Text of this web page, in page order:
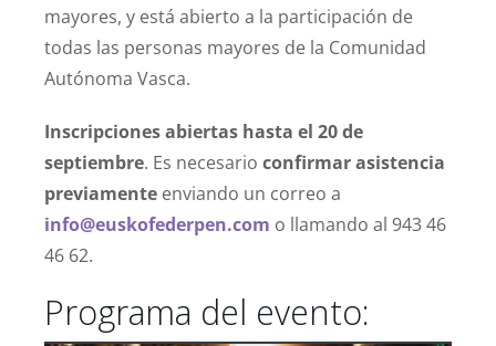
mayores, y está abierto a la participación de
todas las personas mayores de la Comunidad
Autónoma Vasca.
Inscripciones abiertas hasta el 20 de
septiembre. Es necesario confirmar asistencia
previamente enviando un correo a
info@euskofederpen.com o llamando al 943 46
46 62.
Programa del evento: